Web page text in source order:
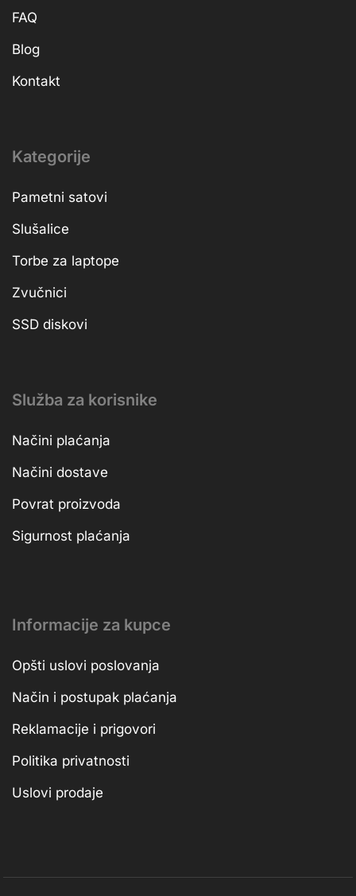
FAQ
Blog
Kontakt
Kategorije
Pametni satovi
Slušalice
Torbe za laptope
Zvučnici
SSD diskovi
Služba za korisnike
Načini plaćanja
Načini dostave
Povrat proizvoda
Sigurnost plaćanja
Informacije za kupce
Opšti uslovi poslovanja
Način i postupak plaćanja
Reklamacije i prigovori
Politika privatnosti
Uslovi prodaje